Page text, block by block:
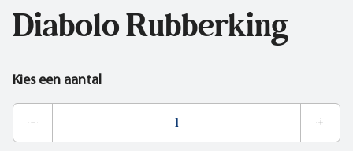
Diabolo Rubberking
Kies een aantal